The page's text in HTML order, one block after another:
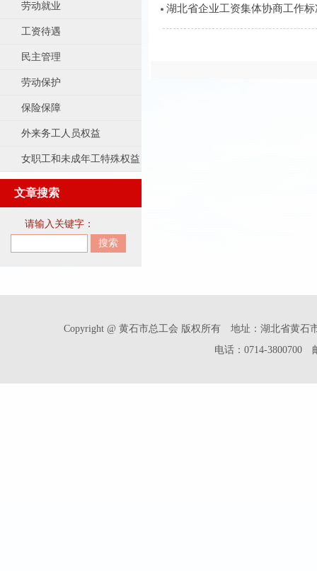
劳动就业
工资待遇
民主管理
劳动保护
保险保障
外来务工人员权益
女职工和未成年工特殊权益
文章搜索
请输入关键字：
湖北省企业工资集体协商工作标
Copyright @ 黄石市总工会 版权所有 地址：湖北省黄
电话：0714-3800700